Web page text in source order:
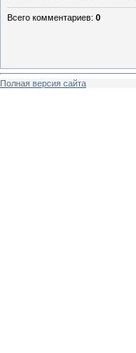
Всего комментариев: 0
Полная версия сайта